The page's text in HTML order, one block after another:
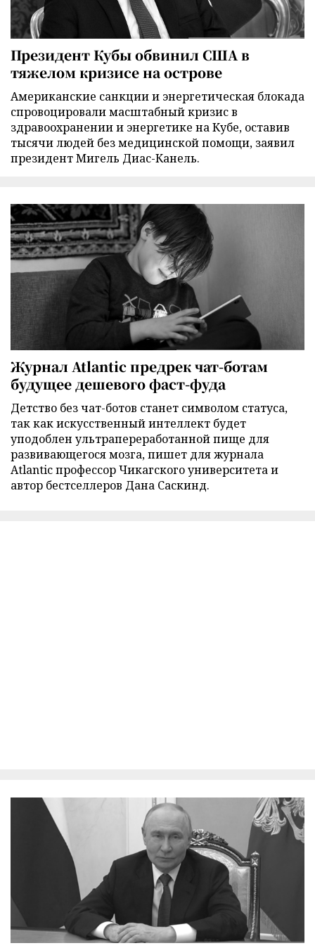
Президент Кубы обвинил США в
тяжелом кризисе на острове
Американские санкции и энергетическая блокада
спровоцировали масштабный кризис в
здравоохранении и энергетике на Кубе, оставив
тысячи людей без медицинской помощи, заявил
президент Мигель Диас-Канель.
Журнал Atlantic предрек чат-ботам
будущее дешевого фаст-фуда
Детство без чат-ботов станет символом статуса,
так как искусственный интеллект будет
уподоблен ультрапереработанной пище для
развивающегося мозга, пишет для журнала
Atlantic профессор Чикагского университета и
автор бестселлеров Дана Саскинд.